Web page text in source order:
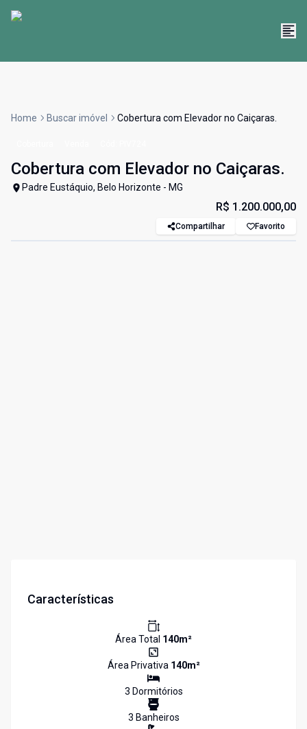
Home Buscar imóvel Cobertura com Elevador no Caiçaras.
Cobertura com Elevador no Caiçaras.
Padre Eustáquio, Belo Horizonte - MG
R$ 1.200.000,00
Compartilhar Favorito
Características
Área Total 140m²
Área Privativa 140m²
3 Dormitórios
3 Banheiros